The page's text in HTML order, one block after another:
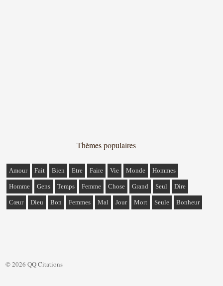
Thèmes populaires
Amour Fait Bien Etre Faire Vie Monde Hommes
Homme Gens Temps Femme Chose Grand Seul Dire
Cœur Dieu Bon Femmes Mal Jour Mort Seule Bonheur
© 2026 QQ Citations